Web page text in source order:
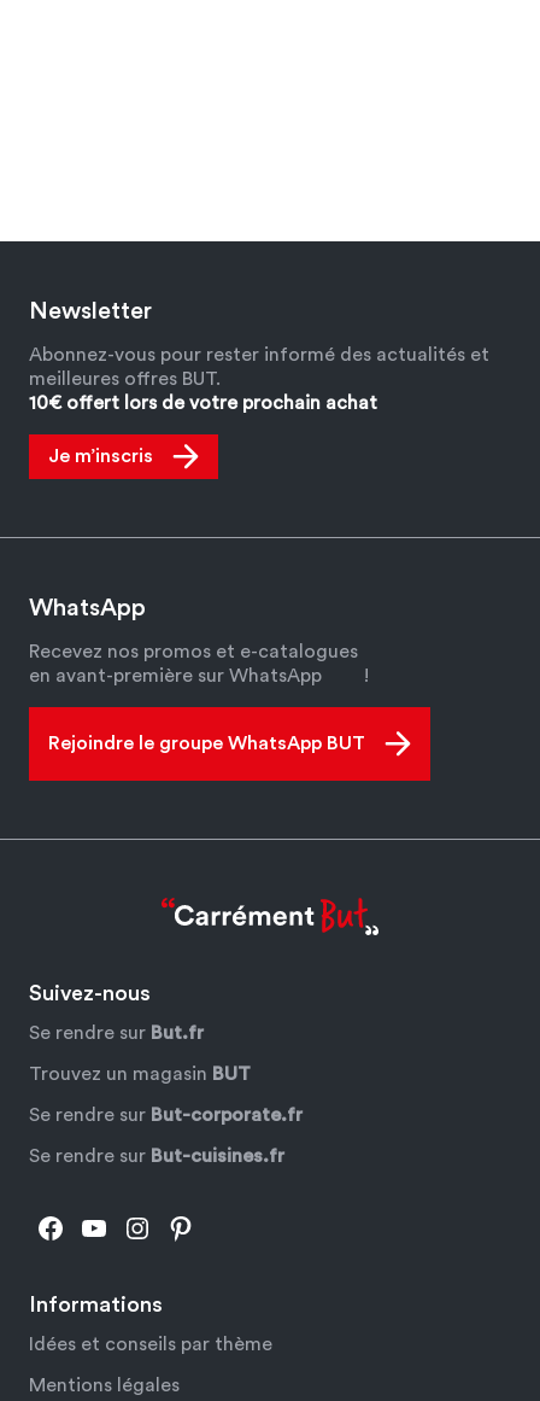
Newsletter
Abonnez-vous pour rester informé des actualités et
meilleures offres BUT.
10€ offert lors de votre prochain achat
Je m’inscris
WhatsApp
Recevez nos promos et e-catalogues
en avant-première sur WhatsApp
!
Rejoindre le groupe WhatsApp BUT
Informations
Idées et conseils par thème
Mentions légales
Suivez-nous
Se rendre sur But.fr
Trouvez un magasin BUT
Se rendre sur But-corporate.fr
Se rendre sur But-cuisines.fr
Facebook
YouTube
Instagram
Pinterest